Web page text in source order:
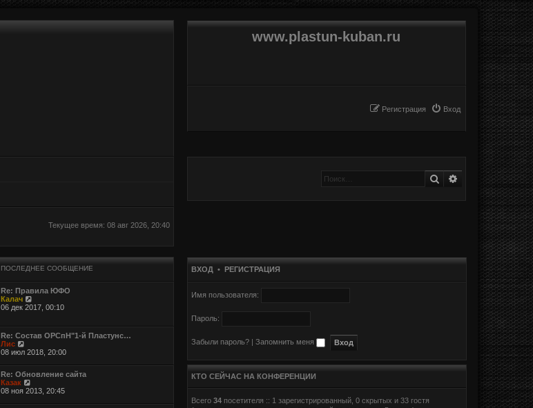
www.plastun-kuban.ru
Вход
Регистрация
Поиск Расширенный
Текущее время: 08 авг 2026, 20:40
ПОСЛЕДНЕЕ СООБЩЕНИЕ
Re: Правила ЮФО
Калач
е
т
и
к
п
о
л
д
06 дек 2017, 00:10
Re: Состав ОРСпН"1-й Пластунс…
Лис
е
е
й
т
и
08 июл 2018, 20:00
Re: Обновление сайта
Казак
е
е
08 ноя 2013, 20:45
ВХОД • РЕГИСТРАЦИЯ
Имя пользователя:
Пароль:
Забыли пароль? Запомнить меня
КТО СЕЙЧАС НА КОНФЕРЕНЦИИ
Всего 34посетителя :: 1 зарегистрированный, 0 скрытых и 33 гостя